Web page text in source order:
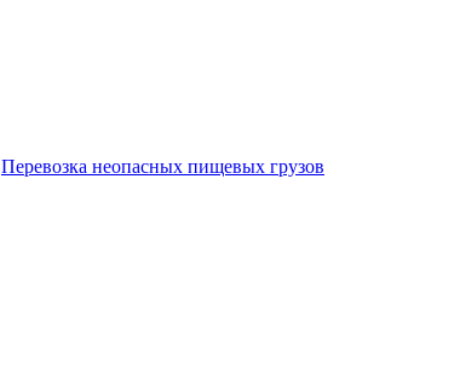
Перевозка неопасных пищевых грузов